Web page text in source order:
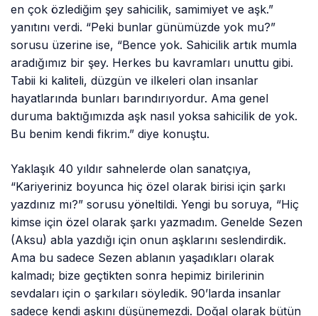
en çok özlediğim şey sahicilik, samimiyet ve aşk.”
yanıtını verdi. “Peki bunlar günümüzde yok mu?”
sorusu üzerine ise, “Bence yok. Sahicilik artık mumla
aradığımız bir şey. Herkes bu kavramları unuttu gibi.
Tabii ki kaliteli, düzgün ve ilkeleri olan insanlar
hayatlarında bunları barındırıyordur. Ama genel
duruma baktığımızda aşk nasıl yoksa sahicilik de yok.
Bu benim kendi fikrim.” diye konuştu.
Yaklaşık 40 yıldır sahnelerde olan sanatçıya,
“Kariyeriniz boyunca hiç özel olarak birisi için şarkı
yazdınız mı?” sorusu yöneltildi. Yengi bu soruya, “Hiç
kimse için özel olarak şarkı yazmadım. Genelde Sezen
(Aksu) abla yazdığı için onun aşklarını seslendirdik.
Ama bu sadece Sezen ablanın yaşadıkları olarak
kalmadı; bize geçtikten sonra hepimiz birilerinin
sevdaları için o şarkıları söyledik. 90’larda insanlar
sadece kendi aşkını düşünemezdi. Doğal olarak bütün